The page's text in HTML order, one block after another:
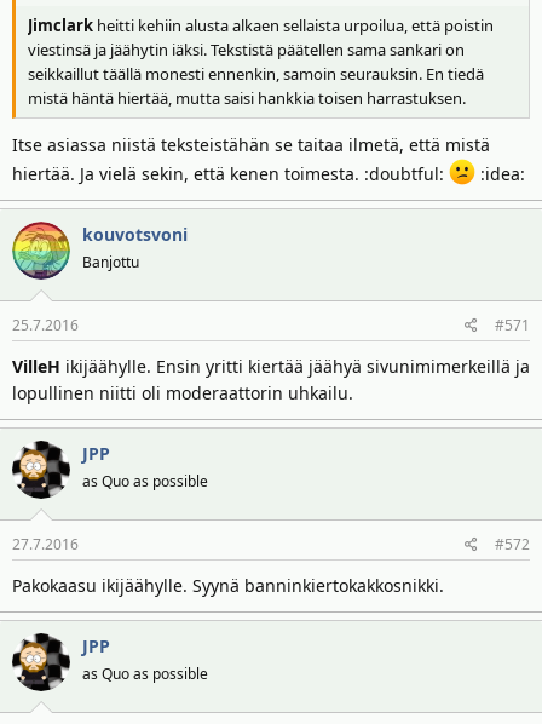
Jimclark heitti kehiin alusta alkaen sellaista urpoilua, että poistin
viestinsä ja jäähytin iäksi. Tekstistä päätellen sama sankari on
seikkaillut täällä monesti ennenkin, samoin seurauksin. En tiedä
mistä häntä hiertää, mutta saisi hankkia toisen harrastuksen.
Itse asiassa niistä teksteistähän se taitaa ilmetä, että mistä
hiertää. Ja vielä sekin, että kenen toimesta. :doubtful:
:idea:
kouvotsvoni
Banjottu
25.7.2016 #571
VilleH ikijäähylle. Ensin yritti kiertää jäähyä sivunimimerkeillä ja
lopullinen niitti oli moderaattorin uhkailu.
JPP
as Quo as possible
27.7.2016 #572
Pakokaasu ikijäähylle. Syynä banninkiertokakkosnikki.
JPP
as Quo as possible